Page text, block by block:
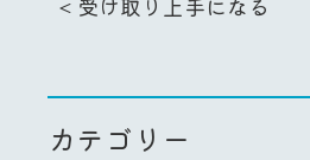
カテゴリー